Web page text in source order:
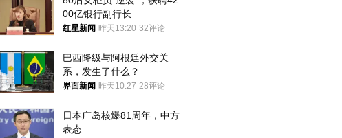
00亿银行副行长
红星新闻 昨天13:20 32评论
巴西降级与阿根廷外交关
系，发生了什么？
界面新闻 昨天10:27 28评论
日本广岛核爆81周年，中方
表态